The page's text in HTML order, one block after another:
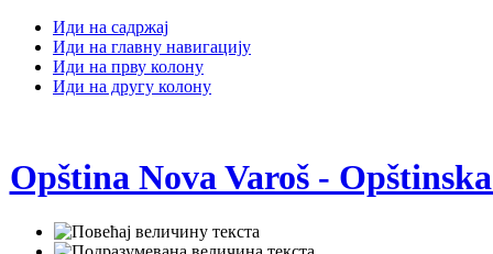
Иди на садржај
Иди на главну навигацију
Иди на прву колону
Иди на другу колону
Opština Nova Varoš -